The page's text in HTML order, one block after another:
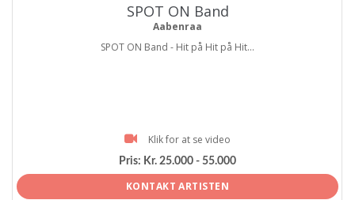
SPOT ON Band
Aabenraa
SPOT ON Band - Hit på Hit på Hit...
Klik for at se video
Pris: Kr. 25.000 - 55.000
KONTAKT ARTISTEN